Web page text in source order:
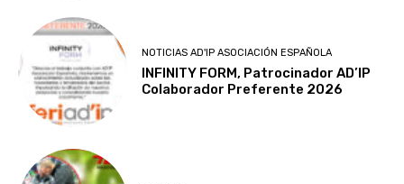
NOTICIAS AD'IP ASOCIACIÓN ESPAÑOLA
INFINITY FORM, Patrocinador AD’IP
Colaborador Preferente 2026